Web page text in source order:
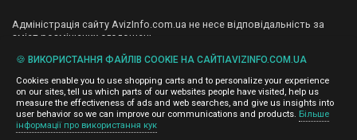
Адміністрація сайту AvizInfo.com.ua не несе відповідальність за
зміст розміщених оголошень.
і не продаємо особисту інформацію зареєстрованих користувачів
AvizInfo.com.ua третім особам. Ми не відповідаємо за правила
конфіденційності сайтів на які посилається AvizInfo.com.ua. На
деяких сторінках нашого сайту представлена реклама Google
Adsense Advertising Network. Щоб дізнатися детальніше про
правила конфіденційності Google
🍪 ВИКОРИСТАННЯ ФАЙЛІВ COOKIE НА САЙТІAVIZINFO.COM.UA
Cookies enable you to use shopping carts and to personalize your experience
on our sites, tell us which parts of our websites people have visited, help us
measure the effectiveness of ads and web searches, and give us insights into
user behavior so we can improve our communications and products. Більше
інформації про використання кук